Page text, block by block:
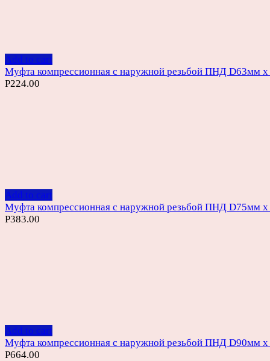
Add to cart
Муфта компрессионная с наружной резьбой ПНД D63мм х
Р224.00
Add to cart
Муфта компрессионная с наружной резьбой ПНД D75мм х
Р383.00
Add to cart
Муфта компрессионная с наружной резьбой ПНД D90мм х
Р664.00